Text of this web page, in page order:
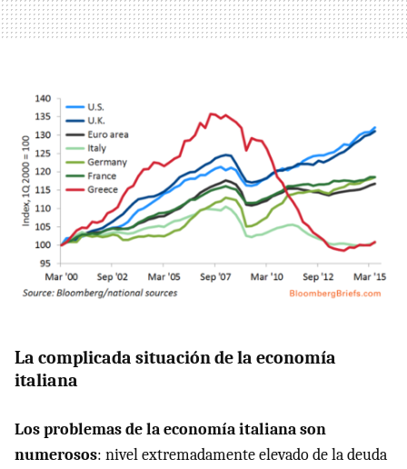
La complicada situación de la economía
italiana
Los problemas de la economía italiana son
numerosos: nivel extremadamente elevado de la deuda